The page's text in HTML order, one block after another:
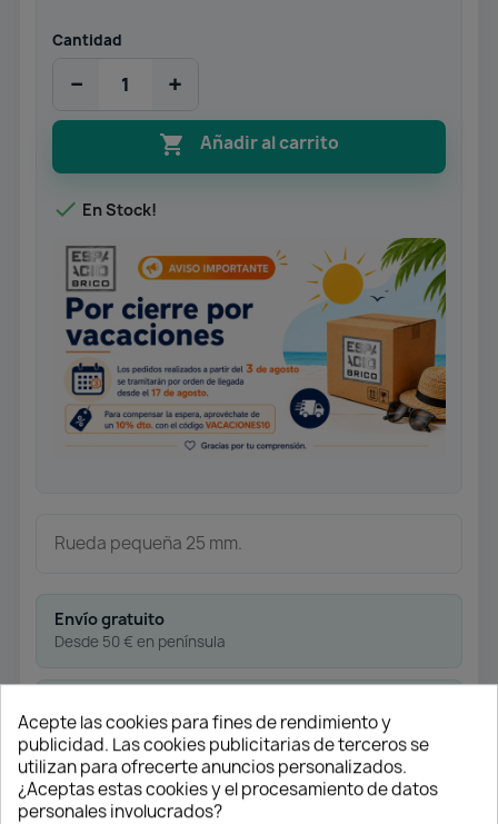
Cantidad
− +
 Añadir al carrito
 En Stock!
Rueda pequeña 25 mm.
Envío gratuito
Desde 50 € en península
Transferencia
Contra reembolso
Acepte las cookies para fines de rendimiento y
publicidad. Las cookies publicitarias de terceros se
utilizan para ofrecerte anuncios personalizados.
¿Aceptas estas cookies y el procesamiento de datos
personales involucrados?